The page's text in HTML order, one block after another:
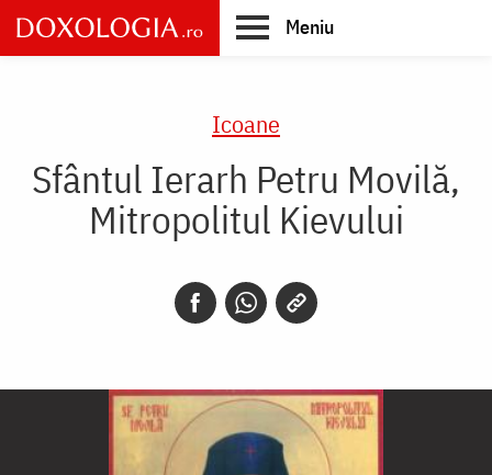
Skip
to
main
Meniu
Icoane
Sfântul Ierarh Petru Movilă,
Mitropolitul Kievului